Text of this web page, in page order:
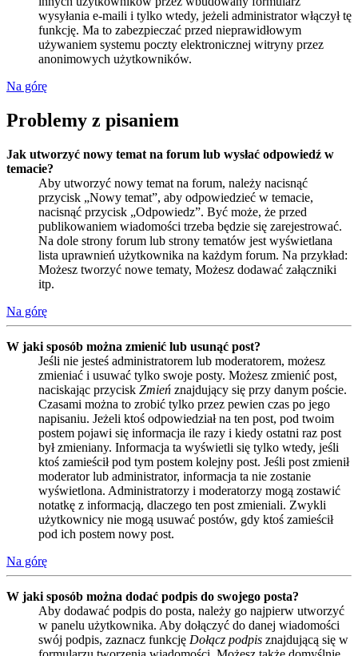
wysyłania e-maili i tylko wtedy, jeżeli administrator włączył tę
funkcję. Ma to zabezpieczać przed nieprawidłowym
używaniem systemu poczty elektronicznej witryny przez
anonimowych użytkowników.
Na górę
Problemy z pisaniem
Jak utworzyć nowy temat na forum lub wysłać odpowiedź w
temacie?
Aby utworzyć nowy temat na forum, należy nacisnąć
przycisk „Nowy temat”, aby odpowiedzieć w temacie,
nacisnąć przycisk „Odpowiedz”. Być może, że przed
publikowaniem wiadomości trzeba będzie się zarejestrować.
Na dole strony forum lub strony tematów jest wyświetlana
lista uprawnień użytkownika na każdym forum. Na przykład:
Możesz tworzyć nowe tematy, Możesz dodawać załączniki
itp.
Na górę
W jaki sposób można zmienić lub usunąć post?
Jeśli nie jesteś administratorem lub moderatorem, możesz
zmieniać i usuwać tylko swoje posty. Możesz zmienić post,
naciskając przycisk Zmień znajdujący się przy danym poście.
Czasami można to zrobić tylko przez pewien czas po jego
napisaniu. Jeżeli ktoś odpowiedział na ten post, pod twoim
postem pojawi się informacja ile razy i kiedy ostatni raz post
był zmieniany. Informacja ta wyświetli się tylko wtedy, jeśli
ktoś zamieścił pod tym postem kolejny post. Jeśli post zmienił
moderator lub administrator, informacja ta nie zostanie
wyświetlona. Administratorzy i moderatorzy mogą zostawić
notatkę z informacją, dlaczego ten post zmieniali. Zwykli
użytkownicy nie mogą usuwać postów, gdy ktoś zamieścił
pod ich postem nowy post.
Na górę
W jaki sposób można dodać podpis do swojego posta?
Aby dodawać podpis do posta, należy go najpierw utworzyć
w panelu użytkownika. Aby dołączyć do danej wiadomości
swój podpis, zaznacz funkcję Dołącz podpis znajdującą się w